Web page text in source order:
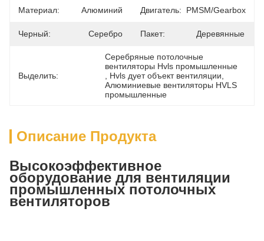
Материал: Алюминий Двигатель: PMSM/Gearbox
Черный: Серебро Пакет: Деревянные
Выделить:
Серебряные потолочные
вентиляторы Hvls промышленные
Hvls дует объект вентиляции
Алюминиевые вентиляторы HVLS
промышленные
Описание Продукта
Высокоэффективное
оборудование для вентиляции
промышленных потолочных
вентиляторов